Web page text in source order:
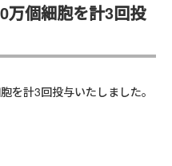
万個細胞を計3回投
を計3回投与いたしました。